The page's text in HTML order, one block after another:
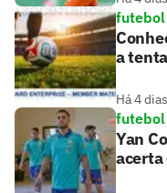
futebol
a
Há 4 dias
futebol
Yan
acerta